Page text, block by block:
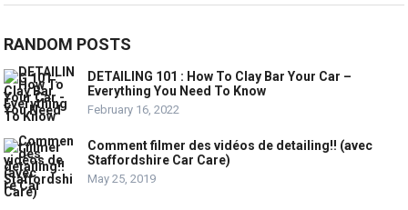
RANDOM POSTS
DETAILING 101 : How To Clay Bar Your Car –
Everything You Need To Know
February 16, 2022
Comment filmer des vidéos de detailing!! (avec
Staffordshire Car Care)
May 25, 2019